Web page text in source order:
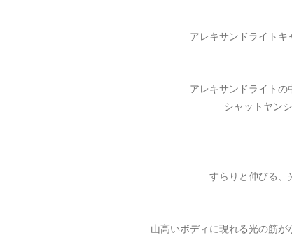
アレキサンドライトキ
アレキサンドライトの
シャットヤンシ
すらりと伸びる、
山高いボディに現れる光の筋が